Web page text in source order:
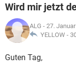
Wird mir jetzt
ALG - 27.
YELLOW -
Guten Tag,